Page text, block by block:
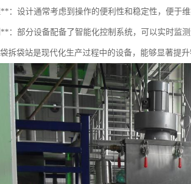
：设计通常考虑到操作的便利性和稳定性，便于维
：部分设备配备了智能化控制系统，可以实时监测
拆袋站是现代化生产过程中的设备，能够显著提